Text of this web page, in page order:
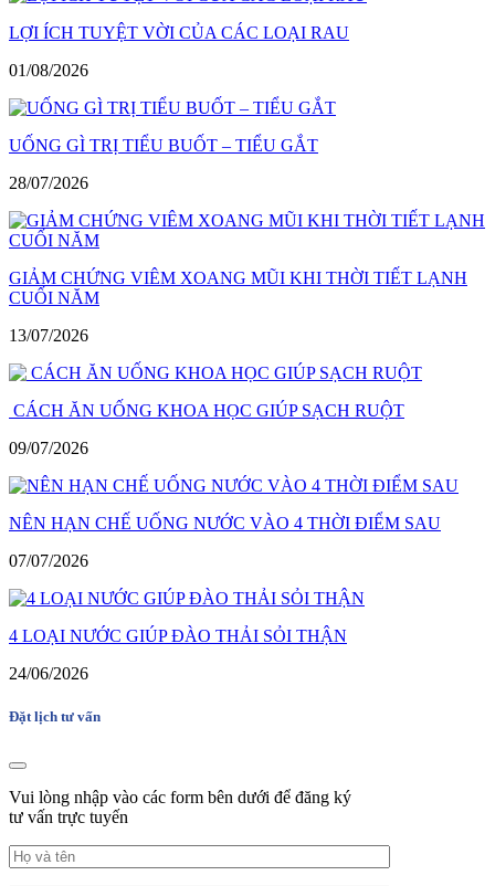
LỢI ÍCH TUYỆT VỜI CỦA CÁC LOẠI RAU
01/08/2026
UỐNG GÌ TRỊ TIỂU BUỐT – TIỂU GẮT
28/07/2026
GIẢM CHỨNG VIÊM XOANG MŨI KHI THỜI TIẾT LẠNH
CUỐI NĂM
13/07/2026
CÁCH ĂN UỐNG KHOA HỌC GIÚP SẠCH RUỘT
09/07/2026
NÊN HẠN CHẾ UỐNG NƯỚC VÀO 4 THỜI ĐIỂM SAU
07/07/2026
4 LOẠI NƯỚC GIÚP ĐÀO THẢI SỎI THẬN
24/06/2026
Đặt lịch tư vấn
Vui lòng nhập vào các form bên dưới để đăng ký
tư vấn trực tuyến